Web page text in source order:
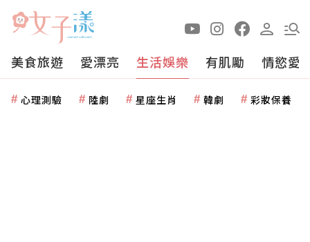
美食旅遊 愛漂亮 生活娛樂 有肌勵 情慾愛
心理測驗 陸劇 星座生肖 韓劇 彩妝保養